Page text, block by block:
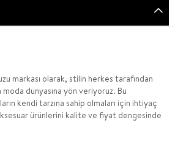
markası olarak, stilin herkes tarafından
moda dünyasına yön veriyoruz. Bu
kendi tarzına sahip olmaları için ihtiyaç
ürünlerini kalite ve fiyat dengesinde